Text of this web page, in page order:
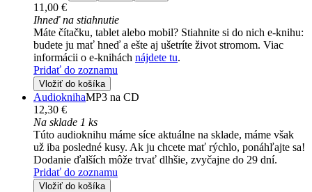
11,00 €
Ihneď na stiahnutie
Máte čítačku, tablet alebo mobil? Stiahnite si do nich e-knihu:
budete ju mať hneď a ešte aj ušetríte život stromom. Viac
informácii o e-knihách nájdete tu.
Pridať do zoznamu
Vložiť do košíka
AudioknihaMP3 na CD
12,30 €
Na sklade 1 ks
Túto audioknihu máme síce aktuálne na sklade, máme však
už iba posledné kusy. Ak ju chcete mať rýchlo, ponáhľajte sa!
Dodanie ďalších môže trvať dlhšie, zvyčajne do 29 dní.
Pridať do zoznamu
Vložiť do košíka